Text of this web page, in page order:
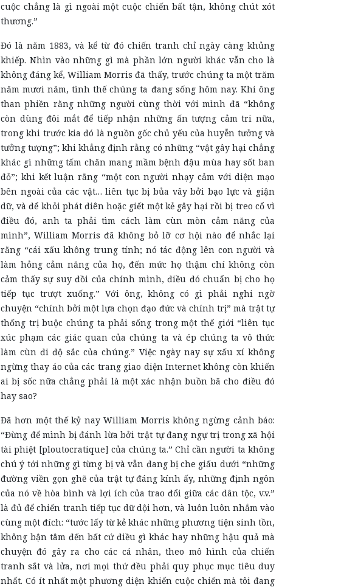
cuộc chẳng là gì ngoài một cuộc chiến bất tận, không chút xót
thương.”
Đó là năm 1883, và kể từ đó chiến tranh chỉ ngày càng khủng
khiếp. Nhìn vào những gì mà phần lớn người khác vẫn cho là
không đáng kể, William Morris đã thấy, trước chúng ta một trăm
năm mươi năm, tình thế chúng ta đang sống hôm nay. Khi ông
than phiền rằng những người cùng thời với mình đã “không
còn dùng đôi mắt để tiếp nhận những ấn tượng cảm tri nữa,
trong khi trước kia đó là nguồn gốc chủ yếu của huyễn tưởng và
tưởng tượng”; khi khẳng định rằng có những “vật gây hại chẳng
khác gì những tấm chăn mang mầm bệnh đậu mùa hay sốt ban
đỏ”; khi kết luận rằng “một con người nhạy cảm với diện mạo
bên ngoài của các vật… liên tục bị bủa vây bởi bạo lực và giận
dữ, và để khỏi phát điên hoặc giết một kẻ gây hại rồi bị treo cổ vì
điều đó, anh ta phải tìm cách làm cùn mòn cảm năng của
mình”, William Morris đã không bỏ lỡ cơ hội nào để nhắc lại
rằng “cái xấu không trung tính; nó tác động lên con người và
làm hỏng cảm năng của họ, đến mức họ thậm chí không còn
cảm thấy sự suy đồi của chính mình, điều đó chuẩn bị cho họ
tiếp tục trượt xuống.” Với ông, không có gì phải nghi ngờ
chuyện “chính bởi một lựa chọn đạo đức và chính trị” mà trật tự
thống trị buộc chúng ta phải sống trong một thế giới “liên tục
xúc phạm các giác quan của chúng ta và ép chúng ta vô thức
làm cùn đi độ sắc của chúng.” Việc ngày nay sự xấu xí không
ngừng thay áo của các trang giao diện Internet không còn khiến
ai bị sốc nữa chẳng phải là một xác nhận buồn bã cho điều đó
hay sao?
Đã hơn một thế kỷ nay William Morris không ngừng cảnh báo:
“Đừng để mình bị đánh lừa bởi trật tự đang ngự trị trong xã hội
tài phiệt [ploutocratique] của chúng ta.” Chỉ cần người ta không
chú ý tới những gì từng bị và vẫn đang bị che giấu dưới “những
đường viền gọn ghẽ của trật tự đáng kính ấy, những định ngôn
của nó về hòa bình và lợi ích của trao đổi giữa các dân tộc, v.v.”
là đủ để chiến tranh tiếp tục dữ dội hơn, và luôn luôn nhắm vào
cùng một đích: “tước lấy từ kẻ khác những phương tiện sinh tồn,
không bận tâm đến bất cứ điều gì khác hay những hậu quả mà
chuyện đó gây ra cho các cá nhân, theo mô hình của chiến
tranh sắt và lửa, nơi mọi thứ đều phải quy phục mục tiêu duy
nhất. Có ít nhất một phương diện khiến cuộc chiến mà tôi đang